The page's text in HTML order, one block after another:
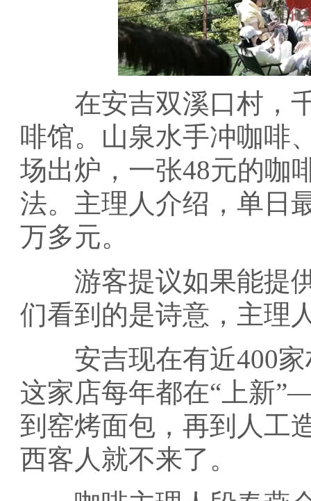
在安吉双溪口村，千
啡馆。山泉水手冲咖啡
场出炉，一张48元的咖
法。主理人介绍，单日
万多元。
游客提议如果能提供
们看到的是诗意，主理
安吉现在有近400家
这家店每年都在“上新
到窑烤面包，再到人工
西客人就不来了。